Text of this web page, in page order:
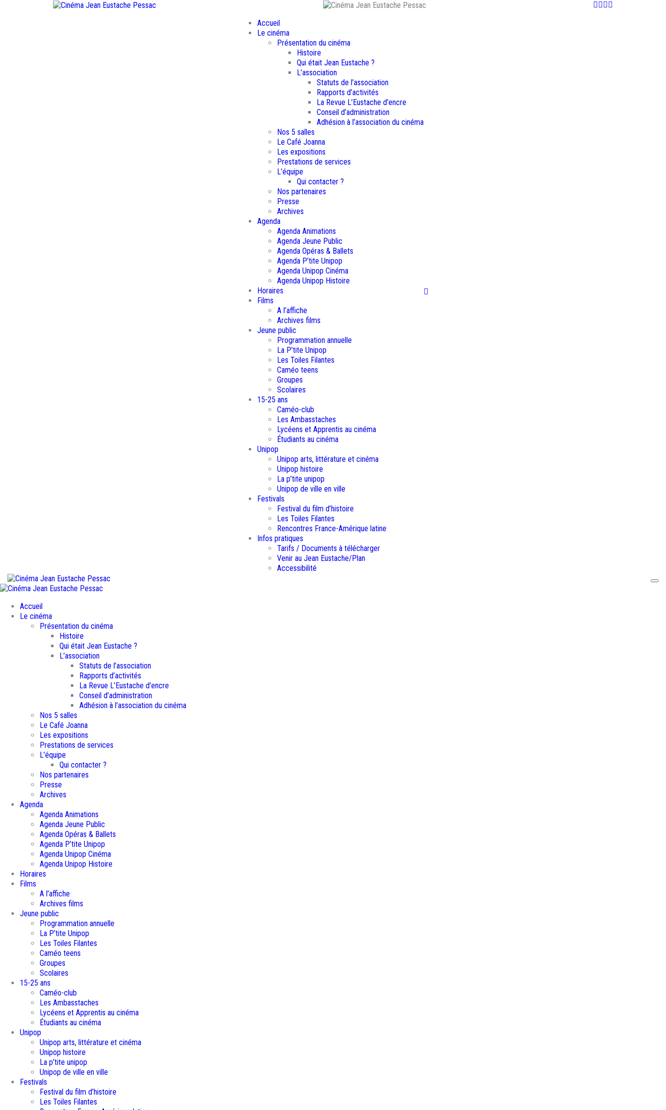
Facebook
Instagram
Youtube
Accueil
Le cinéma
Présentation du cinéma
Histoire
Qui était Jean Eustache ?
L’association
Statuts de l’association
Rapports d’activités
La Revue L’Eustache d’encre
Conseil d’administration
Adhésion à l’association du cinéma
Nos 5 salles
Le Café Joanna
Les expositions
Prestations de services
L’équipe
Qui contacter ?
Nos partenaires
Presse
Archives
Agenda
Agenda Animations
Agenda Jeune Public
Agenda Opéras & Ballets
Agenda P’tite Unipop
Agenda Unipop Cinéma
Agenda Unipop Histoire
Horaires
Films
A l’affiche
Archives films
Jeune public
Programmation annuelle
La P’tite Unipop
Les Toiles Filantes
Caméo teens
Groupes
Scolaires
15-25 ans
Caméo-club
Les Ambasstaches
Lycéens et Apprentis au cinéma
Étudiants au cinéma
Unipop
Unipop arts, littérature et cinéma
Unipop histoire
La p’tite unipop
Unipop de ville en ville
Festivals
Festival du film d’histoire
Les Toiles Filantes
Rencontres France-Amérique latine
Infos pratiques
Tarifs / Documents à télécharger
Venir au Jean Eustache/Plan
Accessibilité
Accueil
Le cinéma
Présentation du cinéma
Histoire
Qui était Jean Eustache ?
L’association
Statuts de l’association
Rapports d’activités
La Revue L’Eustache d’encre
Conseil d’administration
Adhésion à l’association du cinéma
Nos 5 salles
Le Café Joanna
Les expositions
Prestations de services
L’équipe
Qui contacter ?
Nos partenaires
Presse
Archives
Agenda
Agenda Animations
Agenda Jeune Public
Agenda Opéras & Ballets
Agenda P’tite Unipop
Agenda Unipop Cinéma
Agenda Unipop Histoire
Horaires
Films
A l’affiche
Archives films
Jeune public
Programmation annuelle
La P’tite Unipop
Les Toiles Filantes
Caméo teens
Groupes
Scolaires
15-25 ans
Caméo-club
Les Ambasstaches
Lycéens et Apprentis au cinéma
Étudiants au cinéma
Unipop
Unipop arts, littérature et cinéma
Unipop histoire
La p’tite unipop
Unipop de ville en ville
Festivals
Festival du film d’histoire
Les Toiles Filantes